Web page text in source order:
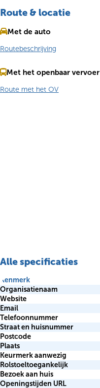
Route & locatie
Met de auto
Routebeschrijving
Met het openbaar vervoer
Route met het OV
Alle specificaties
Kenmerk
Organisatienaam
Website
Email
Telefoonnummer
Straat en huisnummer
Postcode
Plaats
Keurmerk aanwezig
Rolstoeltoegankelijk
Bezoek aan huis
Openingstijden URL